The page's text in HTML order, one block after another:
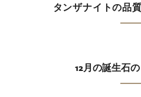
タンザナイトの品
12月の誕生石